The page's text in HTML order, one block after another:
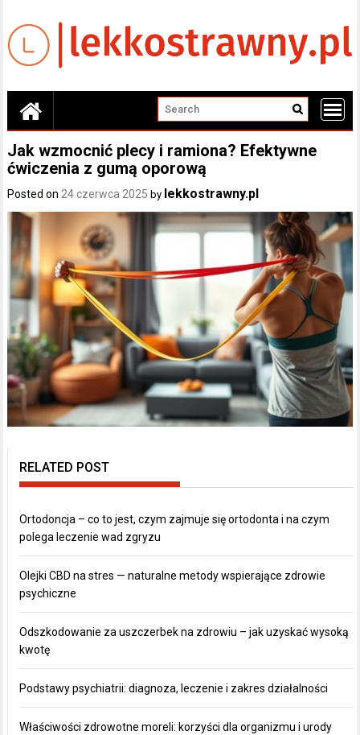
content
Jak wzmocnić plecy i ramiona? Efektywne
ćwiczenia z gumą oporową
Posted on 24 czerwca 2025 by lekkostrawny.pl
RELATED POST
Ortodoncja – co to jest, czym zajmuje się ortodonta i na czym
polega leczenie wad zgryzu
Olejki CBD na stres — naturalne metody wspierające zdrowie
psychiczne
Odszkodowanie za uszczerbek na zdrowiu – jak uzyskać wysoką
kwotę
Podstawy psychiatrii: diagnoza, leczenie i zakres działalności
Właściwości zdrowotne moreli: korzyści dla organizmu i urody